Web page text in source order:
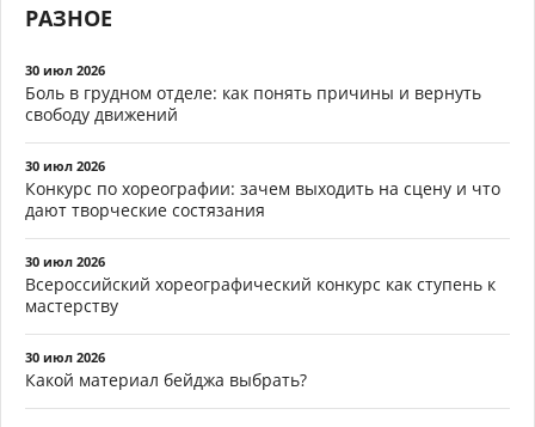
РАЗНОЕ
30 июл 2026
Боль в грудном отделе: как понять причины и вернуть
свободу движений
30 июл 2026
Конкурс по хореографии: зачем выходить на сцену и что
дают творческие состязания
30 июл 2026
Всероссийский хореографический конкурс как ступень к
мастерству
30 июл 2026
Какой материал бейджа выбрать?